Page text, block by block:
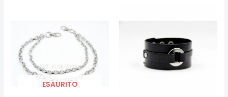
ESAURITO